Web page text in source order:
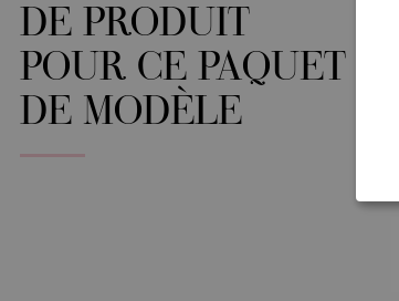
DE PRODUIT
POUR CE PAQUET
DE MODÈLE